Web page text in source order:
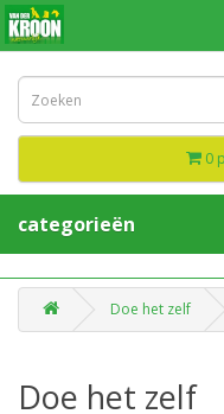
0
categorieën
Doe het zelf
Doe het zelf